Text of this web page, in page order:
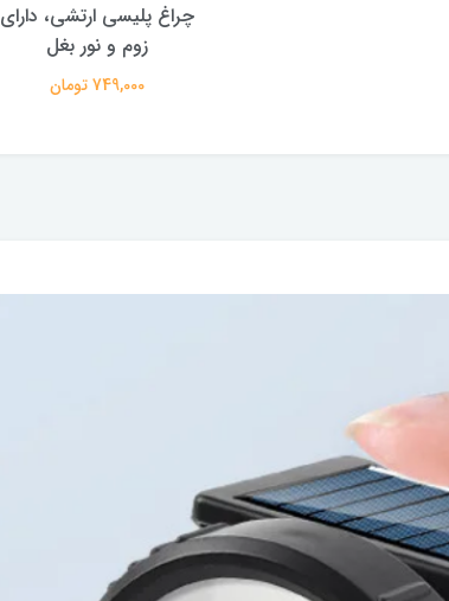
چراغ پلیسی ارتشی، دارای
زوم و نور بغل
749,000 تومان